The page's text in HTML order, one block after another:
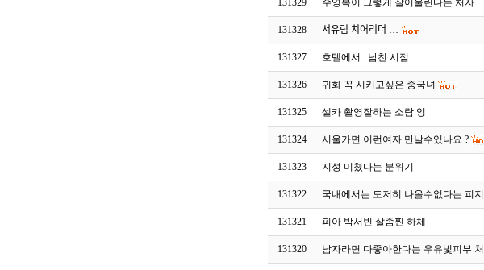
131329 수영복이 그렇게 잘어울린다는 처자
131328 서유림 치어리더 …
131327 호텔에서.. 남친 시점
131326 귀화 꼭 시키고싶은 중국녀
131325 셀카 촬영잘하는 소람 잉
131324 서울가면 이런여자 만날수있나요 ?
131323 지성 미쳤다는 분위기
131322 국내에서는 도저히 나올수없다는 피
131321 피아 박서빈 살좀찐 하체
131320 남자라면 다좋아한다는 우유빛피부